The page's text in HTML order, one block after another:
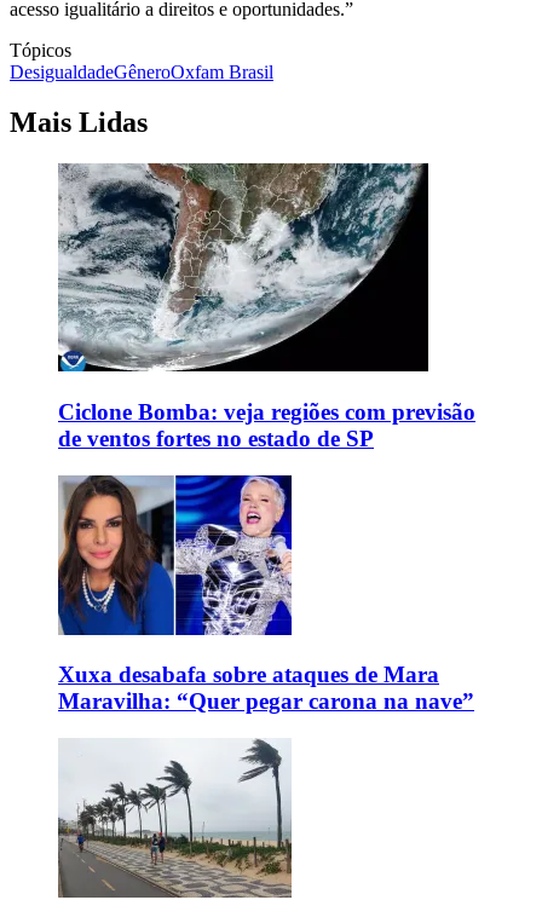
acesso igualitário a direitos e oportunidades.”
Tópicos
DesigualdadeGêneroOxfam Brasil
Mais Lidas
Ciclone Bomba: veja regiões com previsão
de ventos fortes no estado de SP
Xuxa desabafa sobre ataques de Mara
Maravilha: “Quer pegar carona na nave”